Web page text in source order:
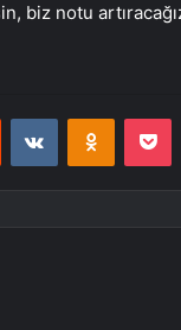
biz notu
Reddit VKontakte